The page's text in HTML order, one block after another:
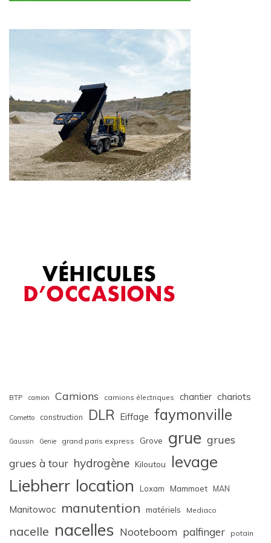
BTP camion Camions camions électriques chantier chariots
Cometto construction DLR Eiffage faymonville
Gaussin Genie grand paris express Grove grue grues
grues à tour hydrogène Kiloutou levage
Liebherr location Loxam Mammoet MAN
Manitowoc manutention matériels Mediaco
nacelle nacelles Nooteboom palfinger potain